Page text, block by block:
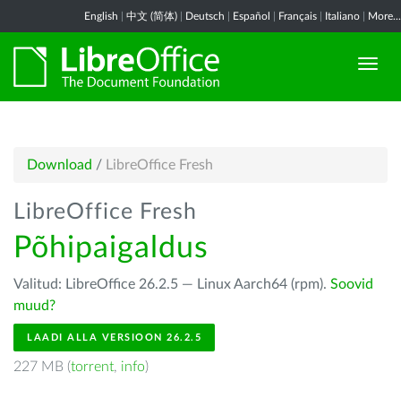
English 中文 (简体) Deutsch Español Français Italiano More...
Download / LibreOffice Fresh
LibreOffice Fresh
Põhipaigaldus
Valitud: LibreOffice 26.2.5 — Linux Aarch64 (rpm). Soovid
muud?
LAADI ALLA VERSIOON 26.2.5
227 MB (torrent, info)